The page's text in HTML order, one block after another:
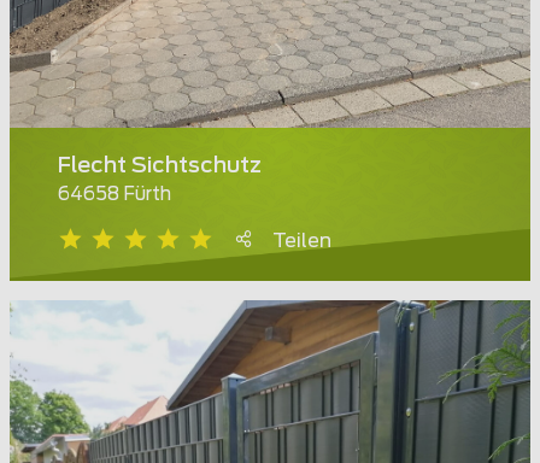
Flecht Sichtschutz
64658 Fürth
Teilen